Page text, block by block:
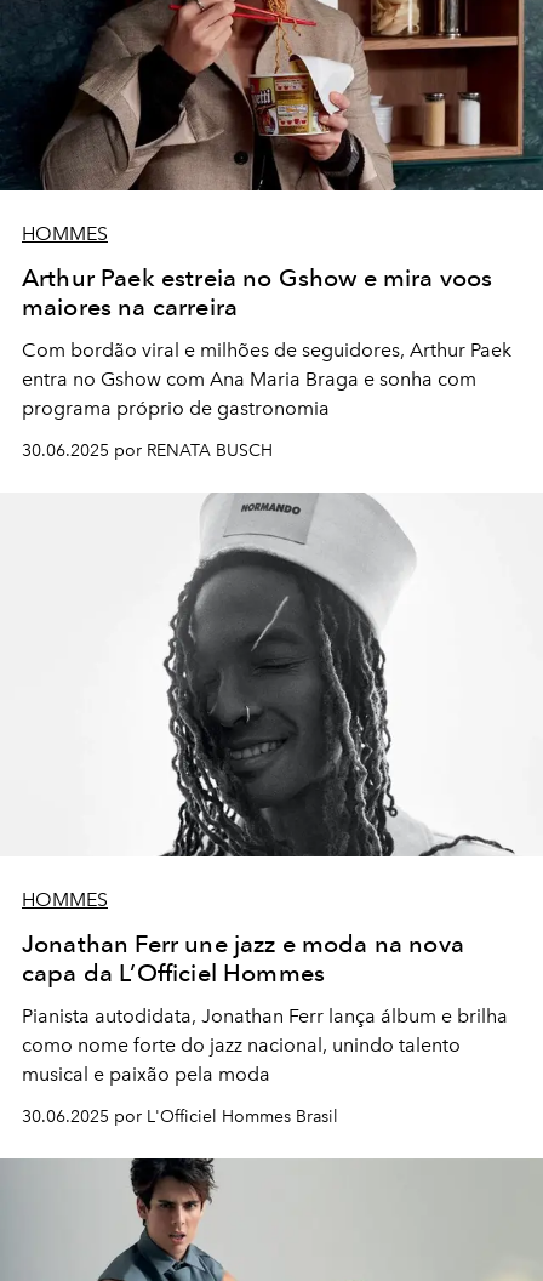
HOMMES
Arthur Paek estreia no Gshow e mira voos
maiores na carreira
Com bordão viral e milhões de seguidores, Arthur Paek
entra no Gshow com Ana Maria Braga e sonha com
programa próprio de gastronomia
30.06.2025 por RENATA BUSCH
HOMMES
Jonathan Ferr une jazz e moda na nova
capa da L’Officiel Hommes
Pianista autodidata, Jonathan Ferr lança álbum e brilha
como nome forte do jazz nacional, unindo talento
musical e paixão pela moda
30.06.2025 por L'Officiel Hommes Brasil